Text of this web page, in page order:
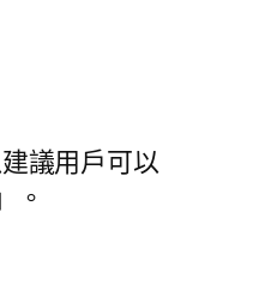
議用戶可以
。